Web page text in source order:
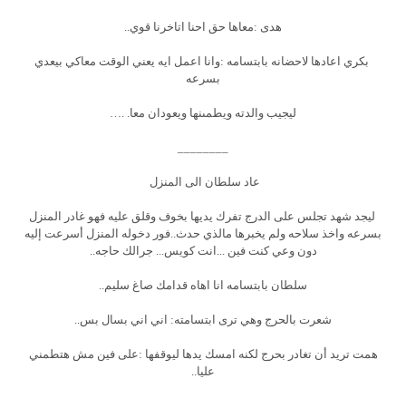
هدى :معاها حق احنا اتاخرنا قوي..
بكري اعادها لاحضانه بابتسامه :وانا اعمل ايه يعني الوقت معاكي بيعدي
بسرعه
ليجيب والدته ويطمىنها ويعودان معا. .…
عاد سلطان الى المنزل
ليجد شهد تجلس على الدرج تفرك يديها بخوف وقلق عليه فهو غادر المنزل
بسرعه واخذ سلاحه ولم يخبرها مالذي حدث..فور دخوله المنزل أسرعت إليه
دون وعي كنت فين ...انت كويس... جرالك حاجه..
سلطان بابتسامه انا اهاه قدامك صاغ سليم..
شعرت بالحرج وهي ترى ابتسامته: اني اني بسال بس..
همت تريد أن تغادر بحرج لكنه امسك يدها ليوقفها :على فين مش هتطمني
عليا..